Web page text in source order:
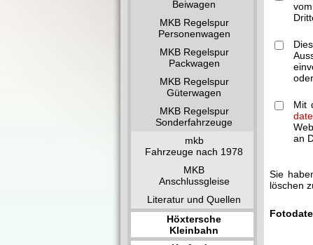
Beiwagen
MKB Regelspur
Personenwagen
MKB Regelspur
Packwagen
MKB Regelspur
Güterwagen
MKB Regelspur
Sonderfahrzeuge
mkb
Fahrzeuge nach 1978
MKB
Anschlussgleise
Literatur und Quellen
Höxtersche
Kleinbahn
Mit
an
Sie
löschen